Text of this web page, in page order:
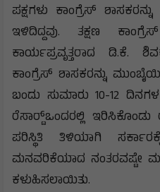
ಪಕ್ಷಗಳು ಕಾಂಗ್ರೆಸ್
ಇಳಿದಿದ್ದವು. ತಕ್ಷಣ
ಕಾರ್ಯಪ್ರವೃತ್ತರಾದ ಡಿ.ಕೆ.
ಕಾಂಗ್ರೆಸ್ ಶಾಸಕರನ್ನು
ಬಂದು ಸುಮಾರು 10-12
ರೆಸಾರ್ಟ್‍ಒಂದರಲ್ಲಿ
ಪರಿಸ್ಥಿತಿ ತಿಳಿಯಾಗಿ
ಮನವರಿಕೆಯಾದ ನಂತರವಷ್ಟೇ
ಕಳುಹಿಸಲಾಯಿತು.